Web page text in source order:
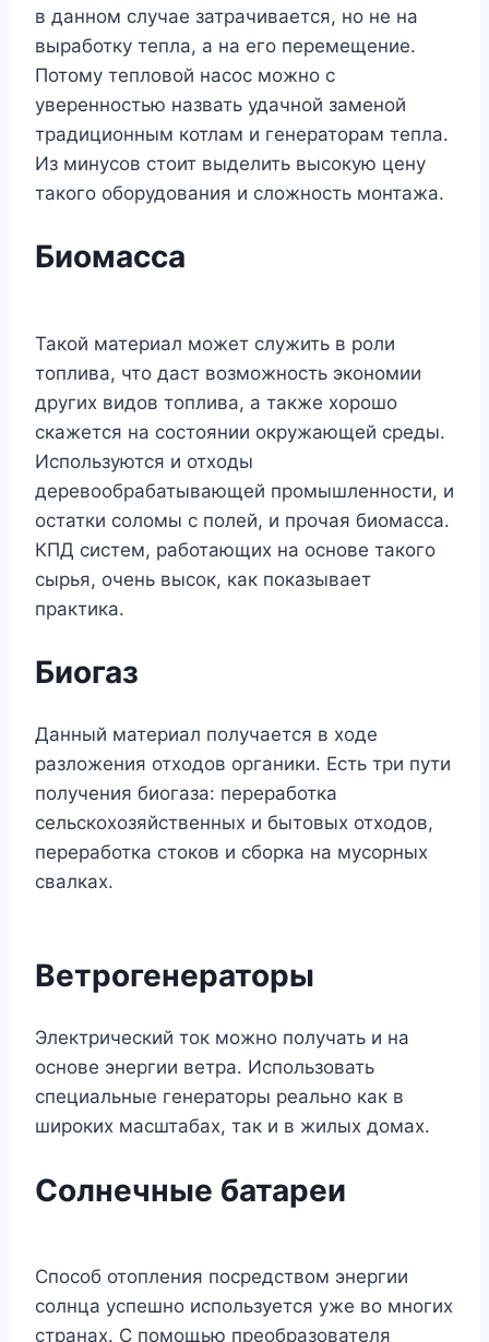
в данном случае затрачивается, но не на
выработку тепла, а на его перемещение.
Потому тепловой насос можно с
уверенностью назвать удачной заменой
традиционным котлам и генераторам тепла.
Из минусов стоит выделить высокую цену
такого оборудования и сложность монтажа.
Биомасса
Такой материал может служить в роли
топлива, что даст возможность экономии
других видов топлива, а также хорошо
скажется на состоянии окружающей среды.
Используются и отходы
деревообрабатывающей промышленности, и
остатки соломы с полей, и прочая биомасса.
КПД систем, работающих на основе такого
сырья, очень высок, как показывает
практика.
Биогаз
Данный материал получается в ходе
разложения отходов органики. Есть три пути
получения биогаза: переработка
сельскохозяйственных и бытовых отходов,
переработка стоков и сборка на мусорных
свалках.
Ветрогенераторы
Электрический ток можно получать и на
основе энергии ветра. Использовать
специальные генераторы реально как в
широких масштабах, так и в жилых домах.
Солнечные батареи
Способ отопления посредством энергии
солнца успешно используется уже во многих
странах. С помощью преобразователя